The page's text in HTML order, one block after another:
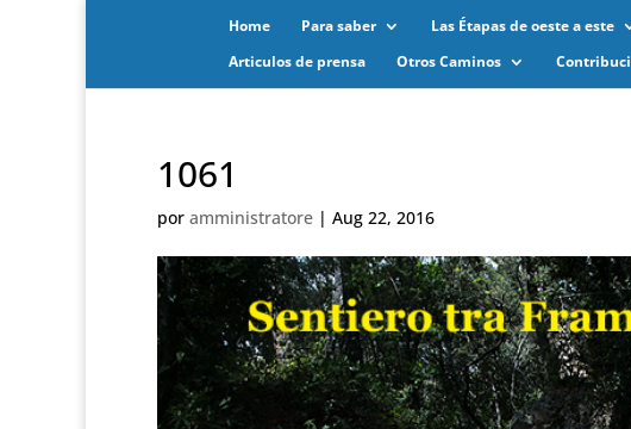
Home Para saber Las Étapas de oeste a este
Articulos de prensa
Otros Caminos
1061
por amministratore | Aug 22, 2016